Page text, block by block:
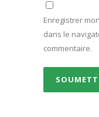
Enregistrer
dans le
commentaire.